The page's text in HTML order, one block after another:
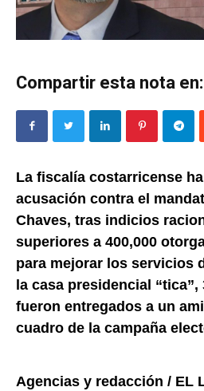
Compartir esta nota en:
La fiscalía costarricense
acusación contra el
Chaves, tras indicios
superiores a 400,000
para mejorar los servicios
la casa presidencial “tica”,
fueron entregados a un
cuadro de la campaña
Agencias y redacción / EL